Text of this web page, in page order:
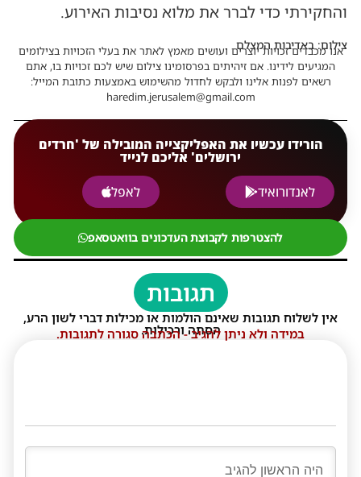
והחקירתי כדי לברר את מלוא נסיבות האירוע.
צילום: באדיבות המצלם
אנו מכבדים זכויות יוצרים ועושים מאמץ לאתר את בעלי הזכויות בצילומים
המגיעים לידינו. אם זיהיתים בפרסומינו צילום שיש לכם זכויות בו, אתם
רשאים לפנות אלינו ולבקש לחדול מהשימוש באמצעות כתובת המייל:
haredim.jerusalem@gmail.com
הורידו עכשיו את האפליקצייה המובילה של 'חרדים
ירושלים' אליכם לנייד
לאנדורואיד
לאפל
להצטרפות לקבוצת העדכונים בוואטסאפ
תגובות
אין לשלוח תגובות שאינם הולמות או מכילות דברי לשון הרע,
הסתה ורכילות.
במידה ולא ניתן להגיב - הכתבה סגורה לתגובות.